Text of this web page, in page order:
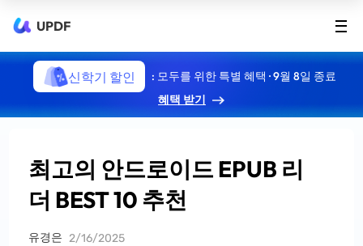
UPDF
신학기 할인
: 모두를 위한 특별 혜택 · 9월 8일 종료
혜택 받기
최고의 안드로이드 EPUB 리
더 BEST 10 추천
유경은 2/16/2025